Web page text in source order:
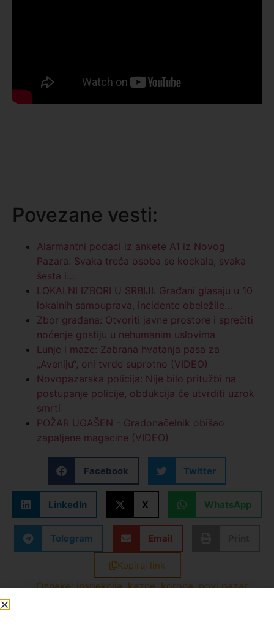
Povezane vesti:
Alarmantni podaci iz ankete A1 iz Novog
Pazara: Svaka treća osoba se kockala, svaka
šesta i…
LOKALNI IZBORI U SRBIJI: Građani glasaju u 10
lokalnih samouprava, incidente obeležile…
Zbor građana: Otvoriti javne prostore i sprečiti
noćenje gostiju u nehumanim uslovima
Lunje i maze: Zabrana hvatanja pasa za
„Aveniju“, oni tvrde suprotno (VIDEO)
Novopazarska policija: Nije bilo pritužbi na
postupanje policije, obdukcija će utvrditi uzrok
smrti
POŽAR UGAŠEN - Gradonačelnik obišao
zapaljene magacine (VIDEO)
Facebook Twitter
LinkedIn X WhatsApp
Telegram Email
Kopiraj link
Oznake:inspekcija,kazne,korona,novi pazar,